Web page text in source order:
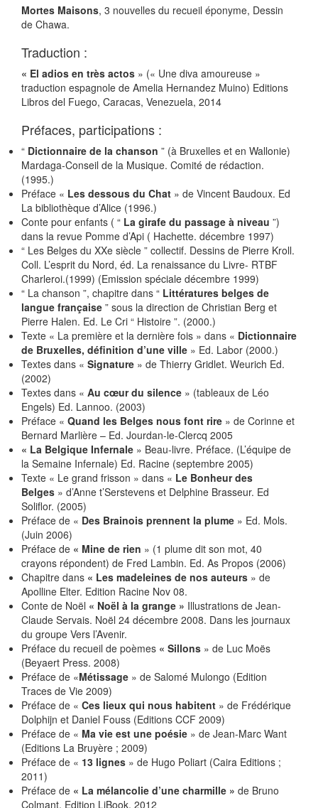
Mortes Maisons, 3 nouvelles du recueil éponyme, Dessin
de Chawa.
Traduction :
« El adios en très actos » (« Une diva amoureuse »
traduction espagnole de Amelia Hernandez Muino) Editions
Libros del Fuego, Caracas, Venezuela, 2014
Préfaces, participations :
“ Dictionnaire de la chanson ” (à Bruxelles et en Wallonie)
Mardaga-Conseil de la Musique. Comité de rédaction.
(1995.)
Préface « Les dessous du Chat » de Vincent Baudoux. Ed
La bibliothèque d’Alice (1996.)
Conte pour enfants ( “ La girafe du passage à niveau ”)
dans la revue Pomme d’Api ( Hachette. décembre 1997)
“ Les Belges du XXe siècle ” collectif. Dessins de Pierre Kroll.
Coll. L’esprit du Nord, éd. La renaissance du Livre- RTBF
Charleroi.(1999) (Emission spéciale décembre 1999)
“ La chanson ”, chapitre dans “ Littératures belges de
langue française ” sous la direction de Christian Berg et
Pierre Halen. Ed. Le Cri “ Histoire ”. (2000.)
Texte « La première et la dernière fois » dans « Dictionnaire
de Bruxelles, définition d’une ville » Ed. Labor (2000.)
Textes dans « Signature » de Thierry Gridlet. Weurich Ed.
(2002)
Textes dans « Au cœur du silence » (tableaux de Léo
Engels) Ed. Lannoo. (2003)
Préface « Quand les Belges nous font rire » de Corinne et
Bernard Marlière – Ed. Jourdan-le-Clercq 2005
« La Belgique Infernale » Beau-livre. Préface. (L’équipe de
la Semaine Infernale) Ed. Racine (septembre 2005)
Texte « Le grand frisson » dans « Le Bonheur des
Belges » d’Anne t’Serstevens et Delphine Brasseur. Ed
Soliflor. (2005)
Préface de « Des Brainois prennent la plume » Ed. Mols.
(Juin 2006)
Préface de « Mine de rien » (1 plume dit son mot, 40
crayons répondent) de Fred Lambin. Ed. As Propos (2006)
Chapitre dans « Les madeleines de nos auteurs » de
Apolline Elter. Edition Racine Nov 08.
Conte de Noël « Noël à la grange » Illustrations de Jean-
Claude Servais. Noël 24 décembre 2008. Dans les journaux
du groupe Vers l’Avenir.
Préface du recueil de poèmes « Sillons » de Luc Moës
(Beyaert Press. 2008)
Préface de «Métissage » de Salomé Mulongo (Edition
Traces de Vie 2009)
Préface de « Ces lieux qui nous habitent » de Frédérique
Dolphijn et Daniel Fouss (Editions CCF 2009)
Préface de « Ma vie est une poésie » de Jean-Marc Want
(Editions La Bruyère ; 2009)
Préface de « 13 lignes » de Hugo Poliart (Caira Editions ;
2011)
Préface de « La mélancolie d’une charmille » de Bruno
Colmant. Edition LiBook. 2012